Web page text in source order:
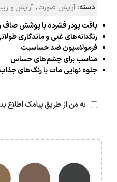
دسته: آرایش صورت, آرایش و
بافت پودر فشرده با پوشش
رنگدانه‌های غنی و ماندگاری
فرمولاسیون ضد حساسیت
مناسب برای چشم‌های حساس
جلوه نهایی مات با رنگ‌های
به من از طریق پیامک اطلاع